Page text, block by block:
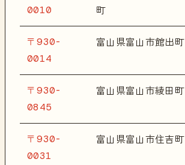
0010 町
〒930-
0014
富山県富山市館出町
〒930-
0845
富山県富山市綾田町
〒930-
0031
富山県富山市住吉町